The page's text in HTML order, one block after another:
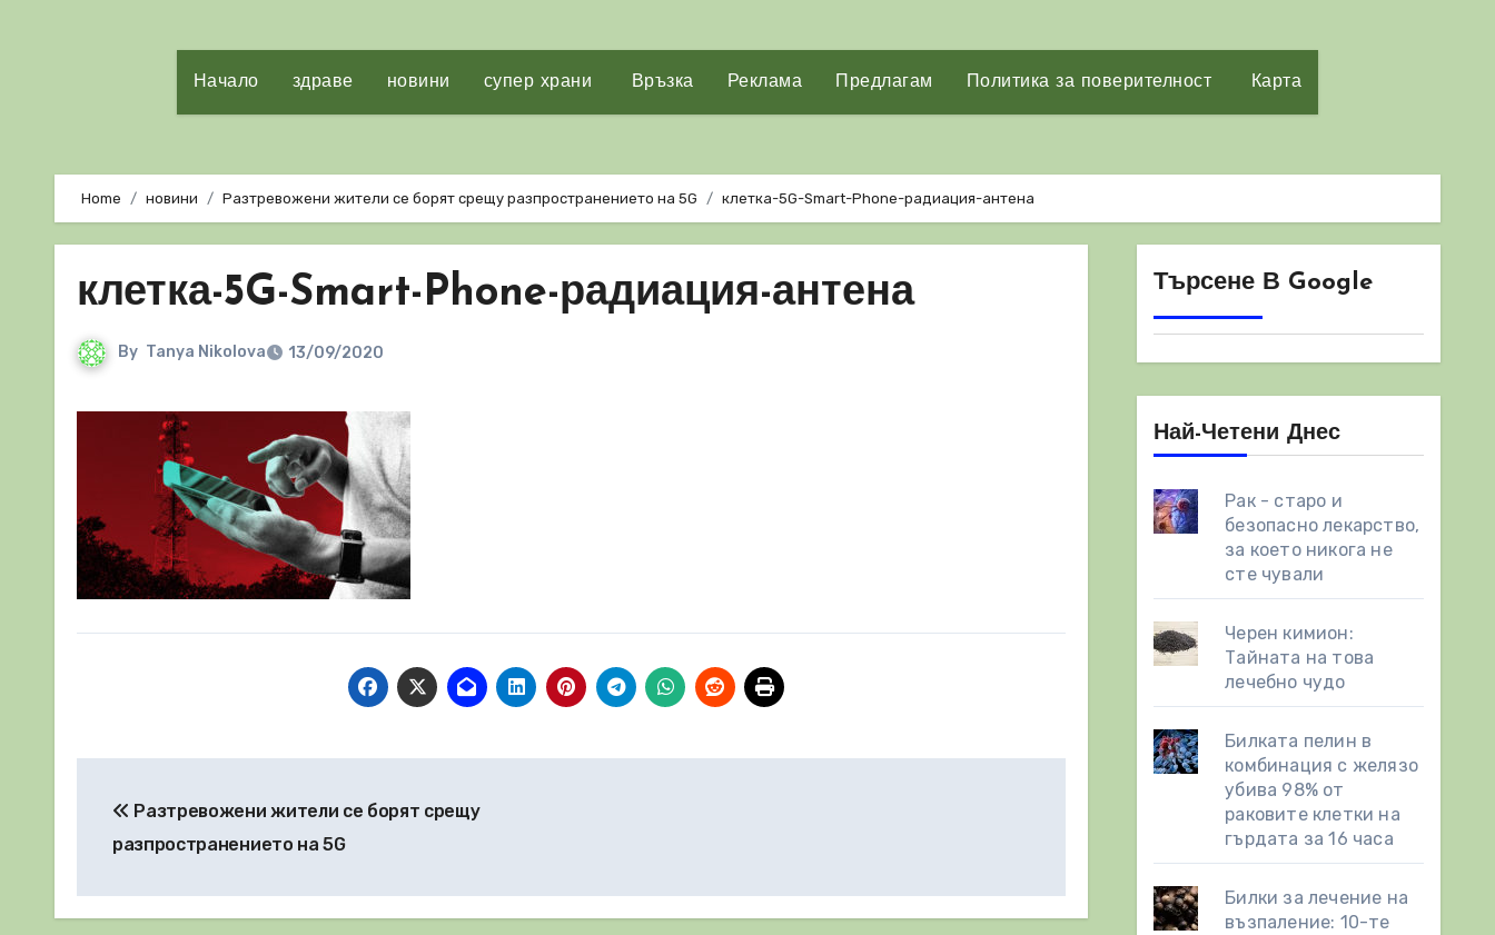
Начало здраве новини супер храни Връзка Реклама Предлагам Политика за поверителност Карта
Home новини Разтревожени жители се борят срещу разпространението на 5G клетка-5G-Smart-Phone-радиация-антена
клетка-5G-Smart-Phone-радиация-антена
By Tanya Nikolova 13/09/2020
Разтревожени жители се борят срещу
разпространението на 5G
Търсене В Google
Най-Четени Днес
Рак - старо и
безопасно лекарство,
за което никога не
сте чували
Черен кимион:
Тайната на това
лечебно чудо
Билката пелин в
комбинация с желязо
убива 98% от
раковите клетки на
гърдата за 16 часа
Билки за лечение на
възпаление: 10-те